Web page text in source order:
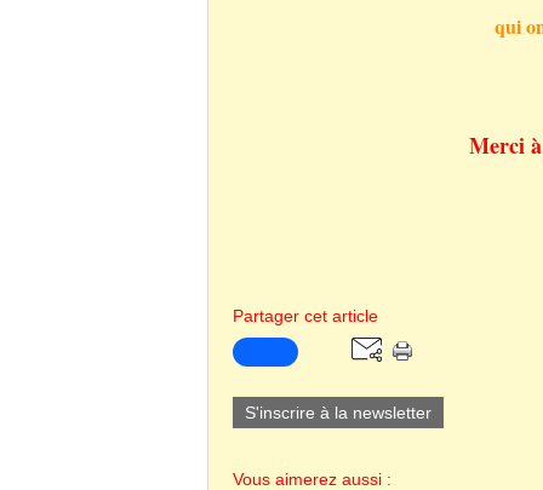
qui
Merci
Partager cet article
S'inscrire à la newsletter
Vous aimerez aussi :